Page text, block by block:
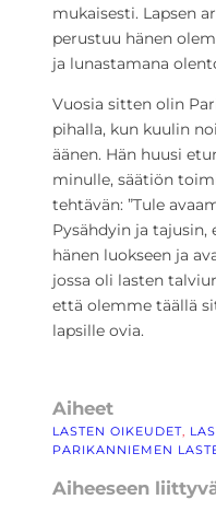
mukaisesti. Lapsen
perustuu hänen
ja lunastamana
Vuosia sitten olin
pihalla, kun kuulin
äänen. Hän huusi
minulle, säätiön
tehtävän: ”Tule
Pysähdyin ja tajusin,
hänen luokseen ja
jossa oli lasten
että olemme täällä
lapsille ovia.
Aiheet
LASTEN OIKEUDET,
PARIKANNIEMEN
Aiheeseen